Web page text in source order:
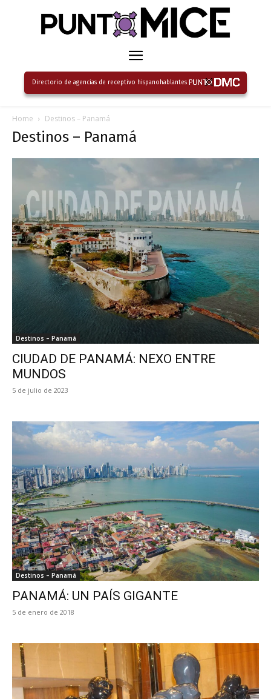
Directorio de agencias de receptivo hispanohablantes
Home Destinos – Panamá
Destinos – Panamá
Destinos – Panamá
CIUDAD DE PANAMÁ: NEXO ENTRE
MUNDOS
5 de julio de 2023
Destinos – Panamá
PANAMÁ: UN PAÍS GIGANTE
5 de enero de 2018